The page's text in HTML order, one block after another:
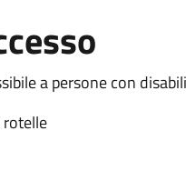
a persone con
rotelle